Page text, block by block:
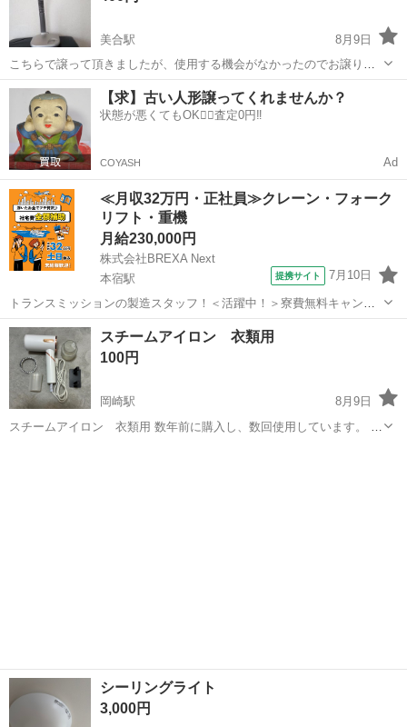
美合駅
8月9日
こちらで譲って頂きましたが、使用する機会がなかったのでお譲りし
ます。 スタンドのジャバラ部分んを補修してありますが問題なく使用
できます。 高さ 約47cm
愛知 岡崎市 美合駅 その他 スタンド
【求】古い人形譲ってくれませんか？
状態が悪くてもOK🙆‍♀️査定0円‼️
COYASH Ad
≪月収32万円・正社員≫クレーン・フォーク
リフト・重機
月給230,000円
株式会社BREXA Next
本宿駅
提携サイト 7月10日
トランスミッションの製造スタッフ！＜活躍中！＞寮費無料キャンペ
ーン実施中★稼げる2交替勤務！安定の日給月給制！昇給＆業績賞与あ
り！月収例31万円以上可！年間休日167日！《愛知県岡崎市》 人気の
工場のお仕事 ◇トランスミッ...
愛知 岡崎市 本宿駅 その他
スチームアイロン 衣類用
100円
岡崎駅
8月9日
スチームアイロン 衣類用 数年前に購入し、数回使用しています。 説
シーリングライト
3,000円